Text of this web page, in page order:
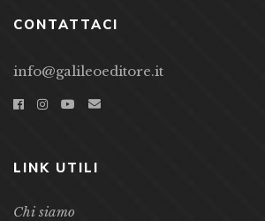
CONTATTACI
info@galileoeditore.it
LINK UTILI
Chi siamo